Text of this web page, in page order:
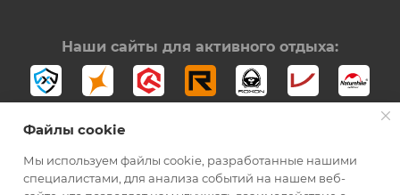
Наши сайты для активного отдыха:
Файлы cookie
Мы используем файлы cookie, разработанные нашими
специалистами, для анализа событий на нашем веб-